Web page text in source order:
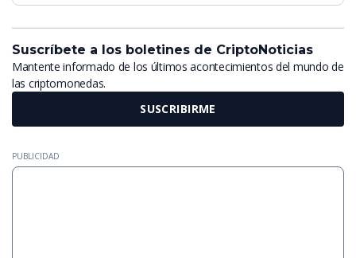
Suscríbete a los boletines de CriptoNoticias
Mantente informado de los últimos acontecimientos del mundo de
las criptomonedas.
SUSCRIBIRME
PUBLICIDAD